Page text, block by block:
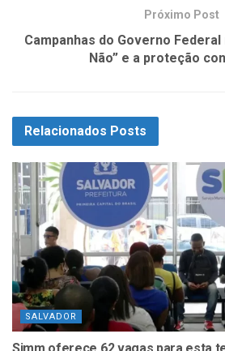
Próximo Post
Campanhas do Governo
Não” e a proteção
Relacionados Posts
SALVADOR